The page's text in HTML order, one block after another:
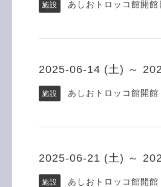
施設 あしおトロッコ館開館
2025-06-14 (土) ～
施設 あしおトロッコ館開館
2025-06-21 (土) ～
施設 あしおトロッコ館開館